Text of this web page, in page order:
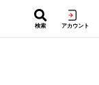
検索 アカウント